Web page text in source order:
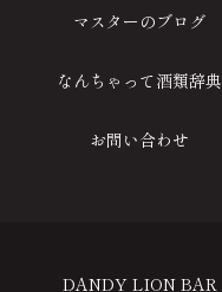
マスターのブログ
なんちゃって酒類辞典
お問い合わせ
DANDY LION BAR